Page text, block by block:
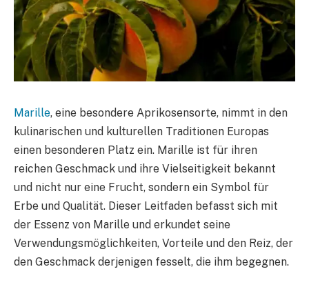
Marille, eine besondere Aprikosensorte, nimmt in den
kulinarischen und kulturellen Traditionen Europas
einen besonderen Platz ein. Marille ist für ihren
reichen Geschmack und ihre Vielseitigkeit bekannt
und nicht nur eine Frucht, sondern ein Symbol für
Erbe und Qualität. Dieser Leitfaden befasst sich mit
der Essenz von Marille und erkundet seine
Verwendungsmöglichkeiten, Vorteile und den Reiz, der
den Geschmack derjenigen fesselt, die ihm begegnen.